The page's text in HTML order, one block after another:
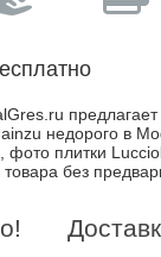
предлагает
недорого в
фото плитки
без